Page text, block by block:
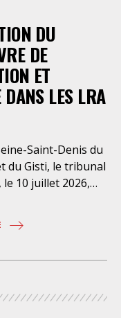
du 4
les privilèges
préfecture de
DU
DE
ET
LRA
Saint-Denis du
du Gisti, le tribunal
10 juillet 2026,
les locaux de
retenues et